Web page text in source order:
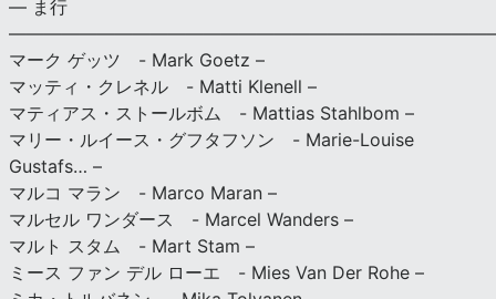
— ま行
マーク ゲッツ - Mark Goetz –
マッティ・クレネル - Matti Klenell –
マティアス・ストールボム - Mattias Stahlbom –
マリー・ルイース・グフタフソン - Marie-Louise
Gustafs… –
マルコ マラン - Marco Maran –
マルセル ワンダース - Marcel Wanders –
マルト スタム - Mart Stam –
ミース ファン デル ローエ - Mies Van Der Rohe –